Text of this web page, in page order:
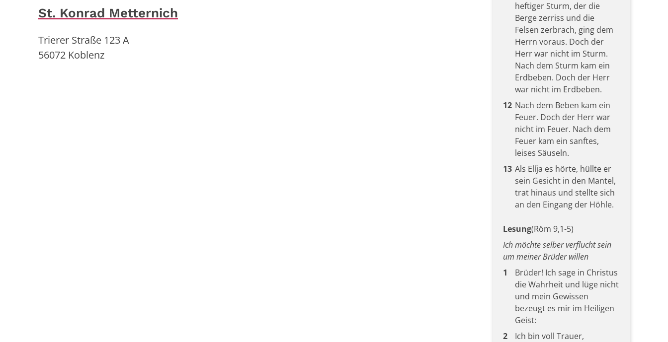
St. Konrad Metternich
Trierer Straße 123 A
56072 Koblenz
heftiger Sturm, der die
Berge zerriss und die
Felsen zerbrach, ging dem
Herrn voraus. Doch der
Herr war nicht im Sturm.
Nach dem Sturm kam ein
Erdbeben. Doch der Herr
war nicht im Erdbeben.
12 Nach dem Beben kam ein
Feuer. Doch der Herr war
nicht im Feuer. Nach dem
Feuer kam ein sanftes,
leises Säuseln.
13 Als Elíja es hörte, hüllte er
sein Gesicht in den Mantel,
trat hinaus und stellte sich
an den Eingang der Höhle.
Lesung(Röm 9,1-5)
Ich möchte selber verflucht sein
um meiner Brüder willen
1
Brüder! Ich sage in Christus
die Wahrheit und lüge nicht
und mein Gewissen
bezeugt es mir im Heiligen
Geist:
2
Ich bin voll Trauer,